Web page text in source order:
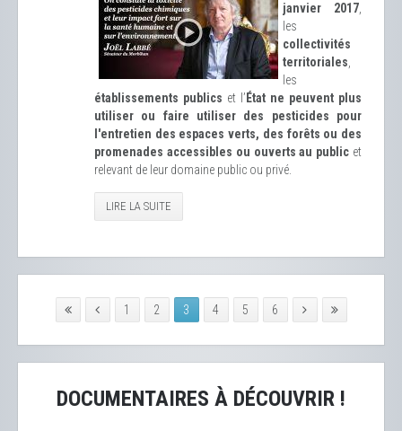
janvier 2017
les
collectivités
territoriales
les
établissements publics et l’ État ne peuvent plus
utiliser ou faire utiliser des pesticides pour
l'entretien des espaces verts, des forêts ou des
promenades accessibles ou ouverts au public et
relevant de leur domaine public ou privé.
LIRE LA SUITE
1 2 3 4 5 6
DOCUMENTAIRES À DÉCOUVRIR !